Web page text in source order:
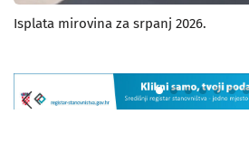
Isplata mirovina za srpanj 2026.